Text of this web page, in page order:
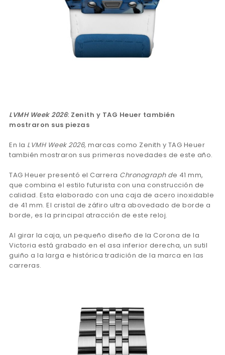
LVMH Week 2026: Zenith y TAG Heuer también
mostraron sus piezas
En la LVMH Week 2026, marcas como Zenith y TAG Heuer
también mostraron sus primeras novedades de este año.
TAG Heuer presentó el Carrera Chronograph de 41 mm,
que combina el estilo futurista con una construcción de
calidad. Esta elaborado con una caja de acero inoxidable
de 41 mm. El cristal de záfiro ultra abovedado de borde a
borde, es la principal atracción de este reloj.
Al girar la caja, un pequeño diseño de la Corona de la
Victoria está grabado en el asa inferior derecha, un sutil
guiño a la larga e histórica tradición de la marca en las
carreras.